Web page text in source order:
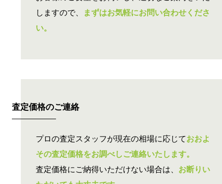
しますので、
まずはお気軽にお問い合わせくださ
い。
査定価格のご連絡
プロの査定スタッフが現在の相場に応じておおよ
その査定価格をお調べしご連絡いたします。
査定価格にご納得いただけない場合は、 お断りい